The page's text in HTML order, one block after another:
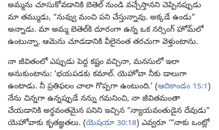
అమ్మను చూసుకోవడానికి బెతెల్‌ నుండి వచ్చేస్తానని చెప్పినప్పుడు
మా తమ్ముడు, “నువ్వు మంచి పని చేస్తున్నావు. అక్కడే ఉండు”
అన్నాడు. మా అమ్మ బెతెల్‌కి దూరంగా ఉన్న ఒక నర్సింగ్‌ హోమ్‌లో
ఉంటున్నా, ఆమెను చూడడానికి వీలైనంత తరచుగా వెళ్తుంటాను.
నా జీవితంలో ఎప్పుడు పెద్ద కష్టం వచ్చినా, మనసులో ఇలా
అనుకుంటాను: ‘భయపడకు కమాల్‌. యెహోవా నీకు డాలుగా
ఉంటాడు. నీ ప్రతిఫలం చాలా గొప్పగా ఉంటుంది.’ (ఆదికాండం 15:1)
నేను చిన్నగా ఉన్నప్పుడే నన్ను గమనించి, నా జీవితమంతా
చేయడానికి అర్థవంతమైన పనిని ఇచ్చిన “న్యాయవంతుడైన దేవుడు”
యెహోవాకు కృతజ్ఞతలు. (యెషయా 30:18) ఎవ్వరూ ‘“నాకు ఒంట్లో